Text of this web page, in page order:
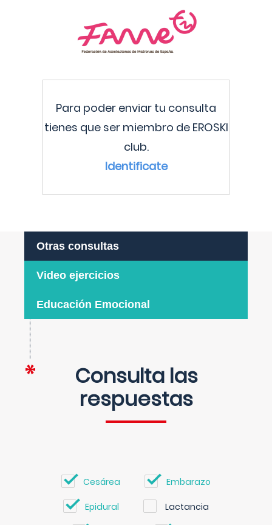
Para poder enviar tu consulta
tienes que ser miembro de EROSKI
club.
Identificate
Otras consultas
Video ejercicios
Educación Emocional
Consulta las
respuestas
Cesárea Embarazo
Epidural Lactancia